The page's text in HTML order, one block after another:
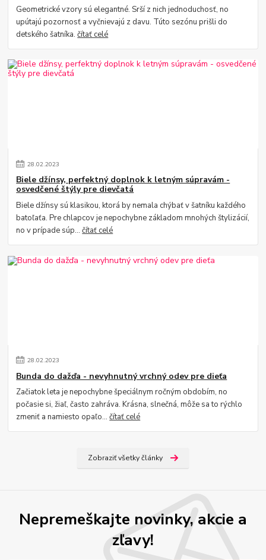
Geometrické vzory sú elegantné. Srší z nich jednoduchosť, no
upútajú pozornosť a vyčnievajú z davu. Túto sezónu prišli do
detského šatníka.čítať celé
28.02.2023
Biele džínsy, perfektný doplnok k letným súpravám -
osvedčené štýly pre dievčatá
Biele džínsy sú klasikou, ktorá by nemala chýbať v šatníku každého
batoľaťa. Pre chlapcov je nepochybne základom mnohých štylizácií,
no v prípade súp...čítať celé
28.02.2023
Bunda do dažďa - nevyhnutný vrchný odev pre dieťa
Začiatok leta je nepochybne špeciálnym ročným obdobím, no
počasie si, žiaľ, často zahráva. Krásna, slnečná, môže sa to rýchlo
zmeniť a namiesto opaľo...čítať celé
Zobraziť všetky články
Nepremeškajte novinky, akcie a
zľavy!